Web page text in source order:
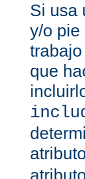
Si usa
y/o pie
que